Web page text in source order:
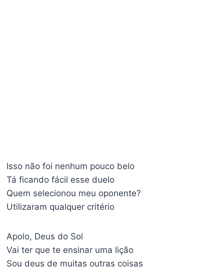
Isso não foi nenhum pouco belo
Tá ficando fácil esse duelo
Quem selecionou meu oponente?
Utilizaram qualquer critério
Apolo, Deus do Sol
Vai ter que te ensinar uma lição
Sou deus de muitas outras coisas